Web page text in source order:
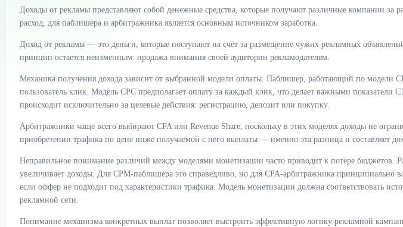
Доходы от рекламы представляют собой денежные средства, которые получают различные компании
расход, для паблишера и арбитражника является основным источником заработка.
Доход от рекламы — это деньги, которые поступают на счёт за размещение чужих рекламных
принцип остается неизменным: продажа внимания своей аудитории рекламодателям.
Механика получения дохода зависит от выбранной модели оплаты. Паблишер, работающий по модели
пользователь клик. Модель CPC предполагает оплату за каждый клик, что делает важными показатели
происходит исключительно за целевые действия: регистрацию, депозит или покупку.
Арбитражники чаще всего выбирают CPA или Revenue Share, поскольку в этих моделях доходы не
приобретении трафика по цене ниже получаемой с него выплаты — именно эта разница и составляет
Неправильное понимание различий между моделями монетизации часто приводит к потере бюджетов.
увеличивает доходы. Для CPM-паблишера это справедливо, но для CPA-арбитражника
если оффер не подходит под характеристики трафика. Модель монетизации должна соответствовать
рекламной сети.
Понимание механизма конкретных выплат позволяет выстроить эффективную логику рекламной